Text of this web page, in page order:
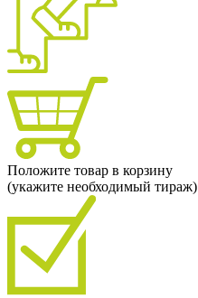
Положите товар в корзину
(укажите необходимый тираж)